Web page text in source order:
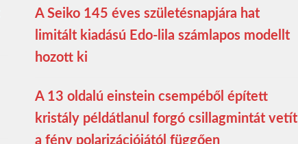
A Seiko 145 éves születésnapjára hat
limitált kiadású Edo-lila számlapos modellt
hozott ki
A 13 oldalú einstein csempéből épített
kristály példátlanul forgó csillagmintát vetít
a fény polarizációjától függően